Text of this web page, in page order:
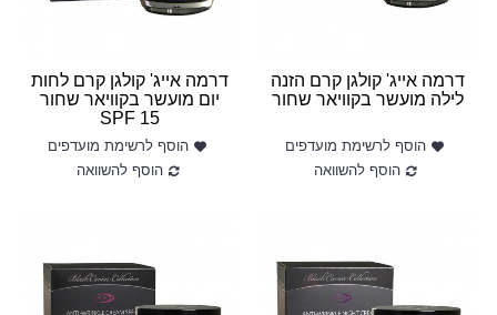
דרמה אייג' קולגן קרם הזנה
לילה מועשר בקוויאר שחור
הוסף לרשימת מועדפים
הוסף להשוואה
דרמה אייג' קולגן קרם לחות
יום מועשר בקוויאר שחור
SPF 15
הוסף לרשימת מועדפים
הוסף להשוואה